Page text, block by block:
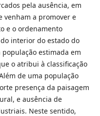
pela ausência, em
venham a promover e
e o ordenamento
interior do estado do
estimada em
o atribui à classificação
de uma população
presença da paisagem
e ausência de
Neste sentido,